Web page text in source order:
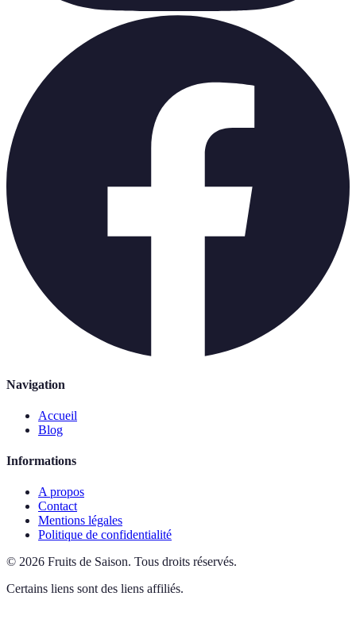
Navigation
Accueil
Blog
Informations
A propos
Contact
Mentions légales
Politique de confidentialité
© 2026 Fruits de Saison. Tous droits réservés.
Certains liens sont des liens affiliés.